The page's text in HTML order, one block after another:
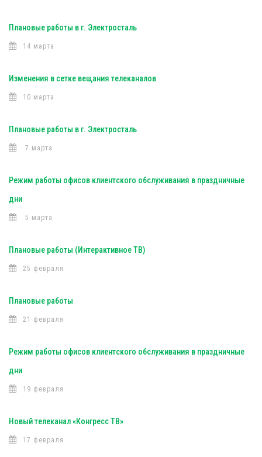
Плановые работы в г. Электросталь
14 марта
Изменения в сетке вещания телеканалов
10 марта
Плановые работы в г. Электросталь
7 марта
Режим работы офисов клиентского обслуживания в праздничные
дни
5 марта
Плановые работы (Интерактивное ТВ)
25 февраля
Плановые работы
21 февраля
Режим работы офисов клиентского обслуживания в праздничные
дни
19 февраля
Новый телеканал «Конгресс ТВ»
17 февраля